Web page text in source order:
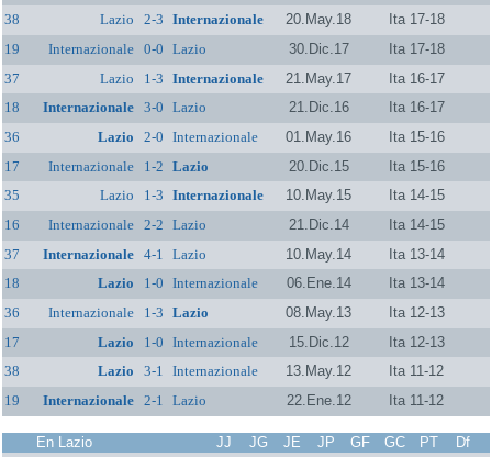
38
Lazio 2-3 Internazionale 20.May.18
Ita 17-18
19
Internazionale 0-0 Lazio 30.Dic.17
Ita 17-18
37
Lazio 1-3 Internazionale 21.May.17
Ita 16-17
18
Internazionale 3-0 Lazio 21.Dic.16
Ita 16-17
36
Lazio 2-0 Internazionale 01.May.16
Ita 15-16
17
Internazionale 1-2 Lazio 20.Dic.15
Ita 15-16
35
Lazio 1-3 Internazionale 10.May.15
Ita 14-15
16
Internazionale 2-2 Lazio 21.Dic.14
Ita 14-15
37
Internazionale 4-1 Lazio 10.May.14
Ita 13-14
18
Lazio 1-0 Internazionale 06.Ene.14
Ita 13-14
36
Internazionale 1-3 Lazio 08.May.13
Ita 12-13
17
Lazio 1-0 Internazionale 15.Dic.12
Ita 12-13
38
Lazio 3-1 Internazionale 13.May.12
Ita 11-12
19
Internazionale 2-1 Lazio 22.Ene.12 Ita 11-12
En Lazio JJ JG JE JP GF GC PT
Df